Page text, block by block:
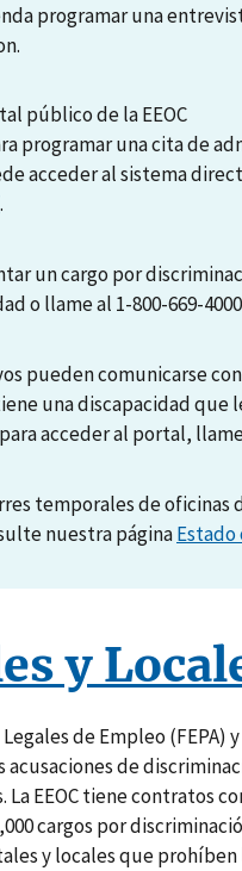
programar una
público de la EEOC
programar una cita de
acceder al sistema
.
un cargo por
o llame al 1-800-669-
pueden comunicarse con
una discapacidad que
acceder al portal, llame
temporales de oficinas
nuestra página
y
de Empleo (FEPA)
acusaciones de
EEOC tiene contratos
cargos por
y locales que